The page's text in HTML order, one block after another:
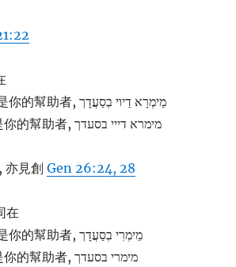
ONK: 伊瓦的道是你的幫助者, מֵימְרָא דַיוי בְסַעֲדָך
PAL: 伊瓦的道是你的幫助者, מימרא דייי בסעדך
, 亦見創Gen 26:24, 28
在
ONK: 我的道將是你的幫助者, מֵימְרִי בְסַעֲדָך
PAL: 我的道將是你的幫助者, מימרי בסעדך